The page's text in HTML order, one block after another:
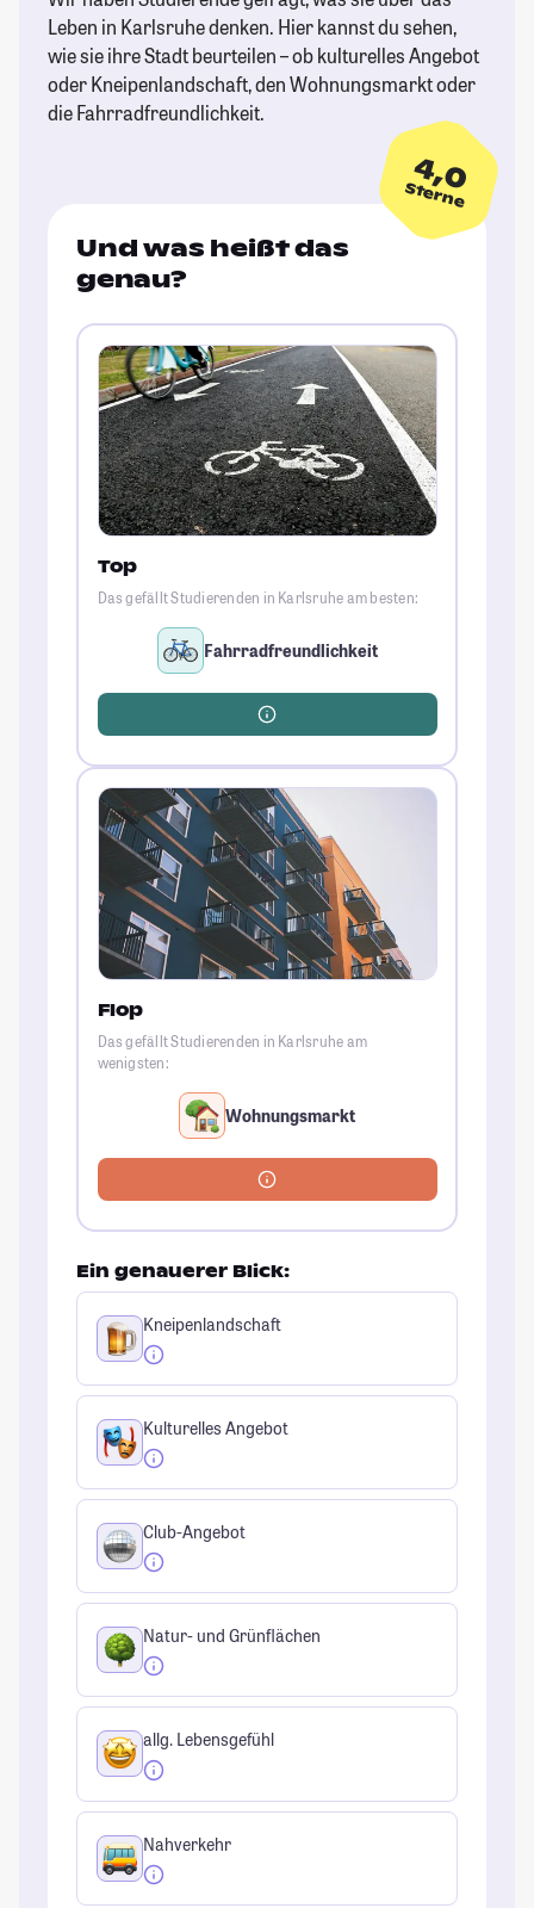
Leben in Karlsruhe denken. Hier kannst du sehen,
wie sie ihre Stadt beurteilen – ob kulturelles Angebot
oder Kneipenlandschaft, den Wohnungsmarkt oder
die Fahrradfreundlichkeit.
4,0
Sterne
Und was heißt das
genau?
Top
Das gefällt Studierenden in Karlsruhe am besten:
Fahrradfreundlichkeit
Flop
Das gefällt Studierenden in Karlsruhe am
wenigsten:
Wohnungsmarkt
Ein genauerer Blick:
Kneipenlandschaft
Kulturelles Angebot
Club-Angebot
Natur- und Grünflächen
allg. Lebensgefühl
Nahverkehr